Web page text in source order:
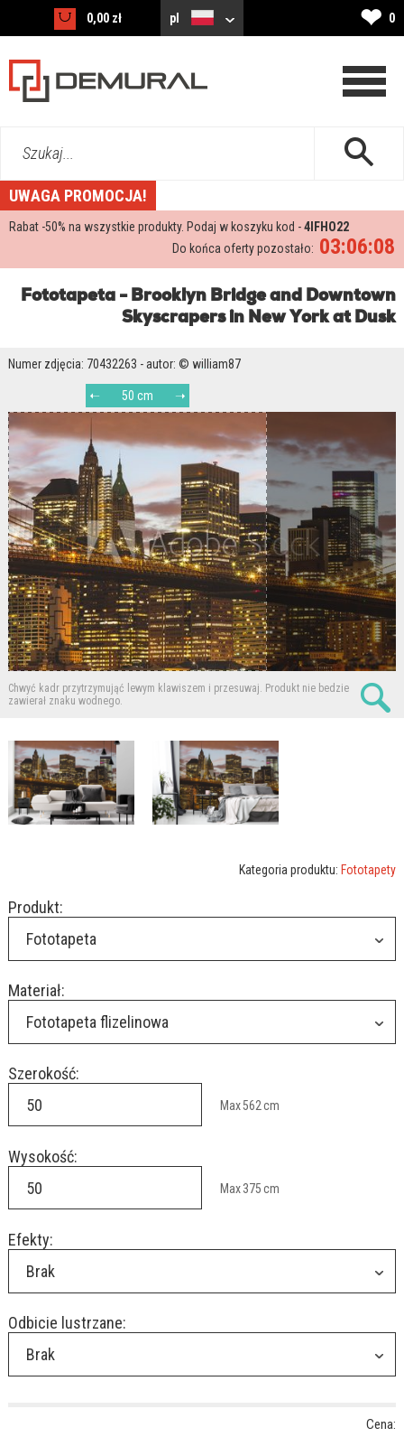
0,00 zł pl ❤ 0
Szukaj...
UWAGA PROMOCJA!
Rabat -50% na wszystkie produkty. Podaj w koszyku kod -4IFHO22
03:06:07
Do końca oferty pozostało:
Fototapeta - Brooklyn Bridge and Downtown
Skyscrapers in New York at Dusk
Numer zdjęcia: 70432263 - autor: © william87
50 cm
Chwyć kadr przytrzymująć lewym klawiszem i przesuwaj. Produkt nie bedzie
zawierał znaku wodnego.
Kategoria produktu: Fototapety
Produkt:
Fototapeta
Materiał:
Fototapeta flizelinowa
Szerokość:
Max562cm
Wysokość:
Max375cm
Efekty:
Brak
Odbicie lustrzane:
Brak
Cena: